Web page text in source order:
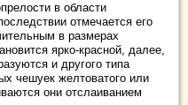
в области
отмечается его
в размерах
ярко-красной, далее,
и другого типа
чешуек желтоватого или
они отслаиванием